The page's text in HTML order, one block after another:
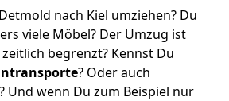
nach Kiel umziehen? Du
viele Möbel? Der Umzug ist
begrenzt? Kennst Du
? Oder auch
? Und wenn Du zum Beispiel nur